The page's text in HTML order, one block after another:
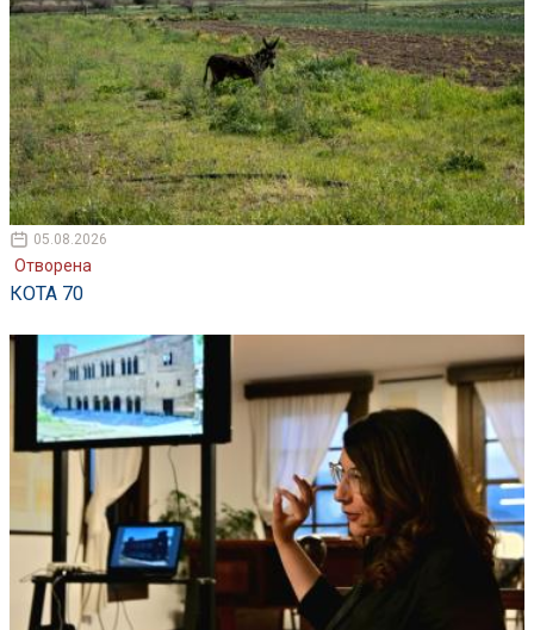
05.08.2026
Отворена
КОТА 70